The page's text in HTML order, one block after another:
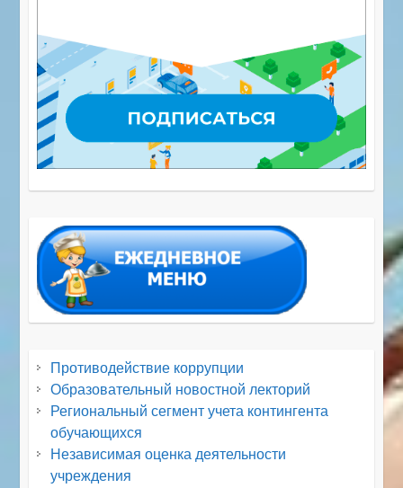
Противодействие коррупции
Образовательный новостной лекторий
Региональный сегмент учета контингента
обучающихся
Независимая оценка деятельности
учреждения